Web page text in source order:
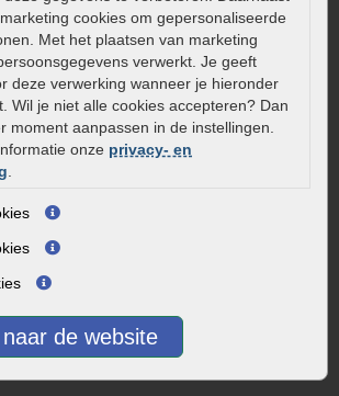
cookies om gepersonaliseerde
Met het plaatsen van marketing
verwerkt. Je geeft
deze verwerking wanneer je hieronder
Wil je niet alle cookies accepteren? Dan
moment aanpassen in de instellingen.
onze privacy- en
de website
08:00 - 17:00
08:00 - 15.00